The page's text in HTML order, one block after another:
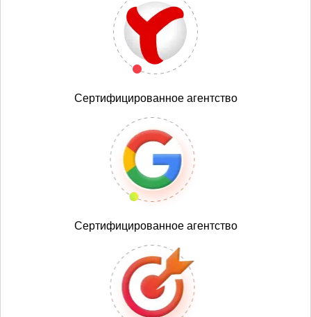
Сертифицированное агентство
Сертифицированное агентство